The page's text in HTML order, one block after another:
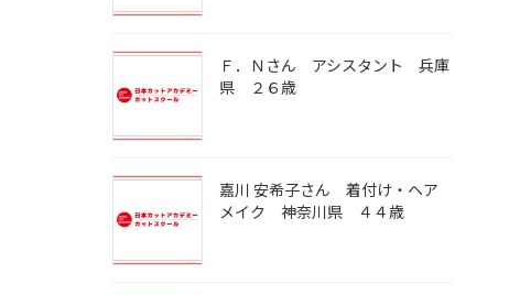
Ｆ．Ｎさん アシスタント 兵庫
県 ２６歳
嘉川 安希子さん 着付け・ヘア
メイク 神奈川県 ４４歳